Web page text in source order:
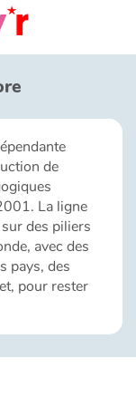
de
La ligne
des piliers
avec des
pays, des
pour rester